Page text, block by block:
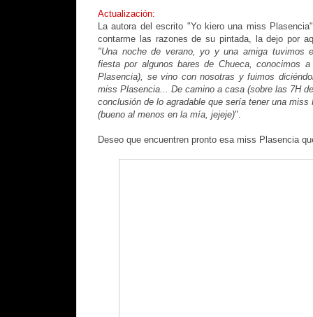
Actualización:
La autora del escrito "Yo kiero una miss
contarme las razones de su pintada, la dejo por
"Una noche de verano, yo y una amiga tuvimos
fiesta por algunos bares de Chueca, conocimos
Plasencia), se vino con nosotras y fuimos
miss Plasencia... De camino a casa (sobre las 7H
conclusión de lo agradable que sería tener una
(bueno al menos en la mía, jejeje)".
Deseo que encuentren pronto esa miss Plasencia